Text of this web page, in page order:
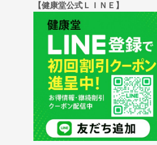
【健康堂公式ＬＩＮＥ】